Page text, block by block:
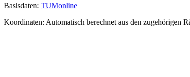
Basisdaten: TUMonline
Koordinaten: Automatisch berechnet aus den zugehörigen